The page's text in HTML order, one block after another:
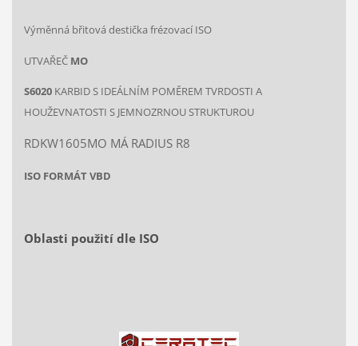
Výměnná břitová destička frézovací ISO
UTVAŘEČ MO
S6020 KARBID S IDEÁLNÍM POMĚREM TVRDOSTI A
HOUŽEVNATOSTI S JEMNOZRNOU STRUKTUROU
RDKW1605MO MÁ RADIUS R8
ISO FORMÁT VBD
Oblasti použití dle ISO